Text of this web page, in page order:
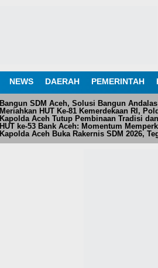
NEWS DAERAH PEMERINTAH
Bangun SDM Aceh, Solusi Bangun
Meriahkan HUT Ke-81 Kemerdekaan RI,
Kapolda Aceh Tutup Pembinaan Tradisi
HUT ke-53 Bank Aceh: Momentum
Kapolda Aceh Buka Rakernis SDM 2026,